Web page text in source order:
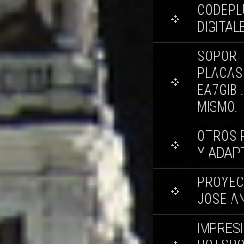
EA7GIB
MISMO.
OTROS
Y
JOSE